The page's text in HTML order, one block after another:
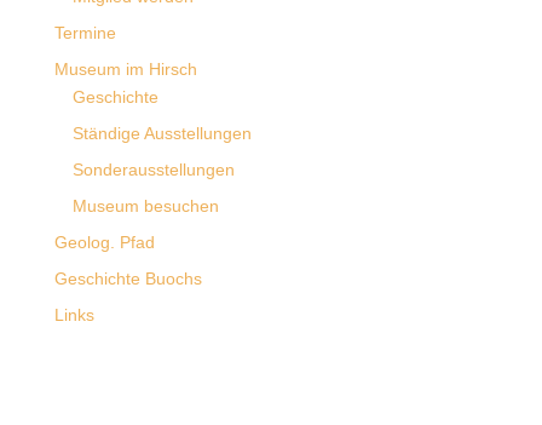
Termine
Museum im Hirsch
Geschichte
Ständige Ausstellungen
Sonderausstellungen
Museum besuchen
Geolog. Pfad
Geschichte Buochs
Links